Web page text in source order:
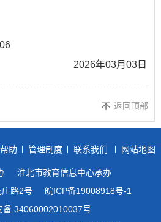
2026年03月03日
返回顶部
助 管理制度 联系我们 网站地图
淮北市教育信息中心承办
路2号
皖ICP备19008918号-1
备 34060002010037号